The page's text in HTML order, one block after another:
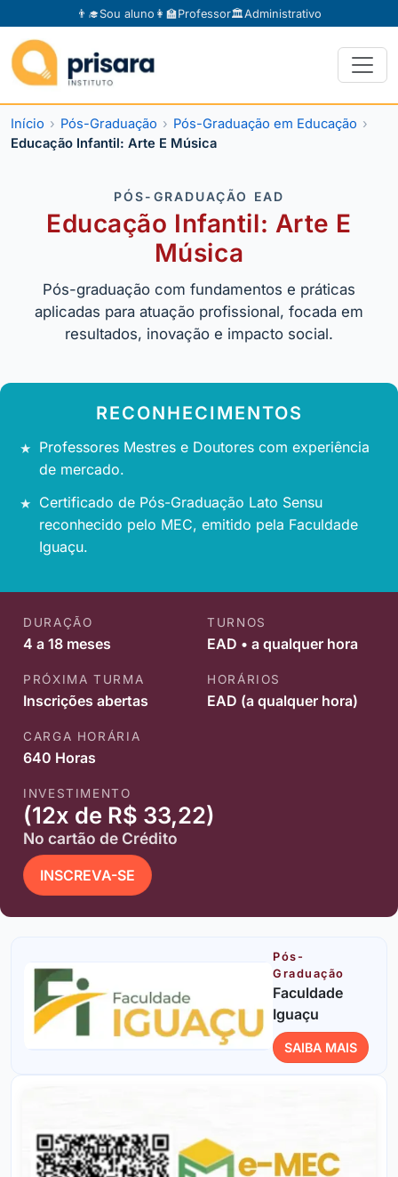
👨‍🎓Sou aluno 👩‍🏫Professor🏛️Administrativo
Início Pós-Graduação
Pós-Graduação em Educação
Educação Infantil: Arte E Música
PÓS-GRADUAÇÃO EAD
Educação Infantil: Arte E
Música
Pós-graduação com fundamentos e práticas
aplicadas para atuação profissional, focada em
resultados, inovação e impacto social.
RECONHECIMENTOS
Professores Mestres e Doutores com experiência
de mercado.
Certificado de Pós-Graduação Lato Sensu
reconhecido pelo MEC, emitido pela Faculdade
Iguaçu.
DURAÇÃO
4 a 18 meses
TURNOS
EAD • a qualquer hora
PRÓXIMA TURMA
Inscrições abertas
HORÁRIOS
EAD (a qualquer hora)
CARGA HORÁRIA
640 Horas
INVESTIMENTO
(12x de R$ 33,22)
No cartão de Crédito
INSCREVA-SE
Pós-
Graduação
Faculdade
Iguaçu
SAIBA MAIS